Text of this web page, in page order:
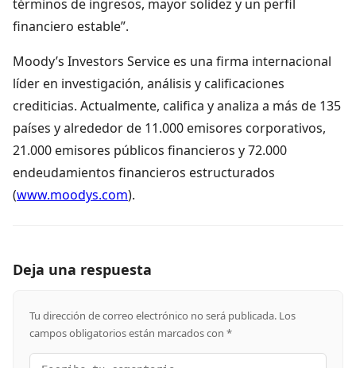
términos de ingresos, mayor solidez y un perfil
financiero estable”.
Moody’s Investors Service es una firma internacional
líder en investigación, análisis y calificaciones
crediticias. Actualmente, califica y analiza a más de 135
países y alrededor de 11.000 emisores corporativos,
21.000 emisores públicos financieros y 72.000
endeudamientos financieros estructurados
(www.moodys.com).
Deja una respuesta
Tu dirección de correo electrónico no será publicada. Los
campos obligatorios están marcados con *